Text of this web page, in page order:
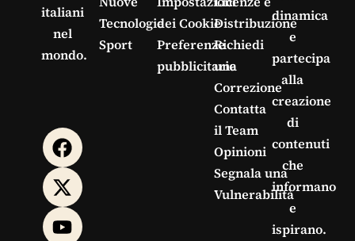
italiani
nel
mondo.
Tecnologie
Sport
dei Cookie
Preferenze
pubblicitarie
Distribuzione
Richiedi
una
Correzione
Contatta
il Team
Opinioni
Segnala una
Vulnerabilità
dinamica
e
partecipa
alla
creazione
di
contenuti
che
informano
e
ispirano.